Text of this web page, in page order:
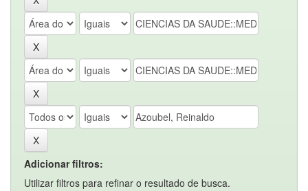
Adicionar filtros:
Utilizar filtros para refinar o resultado de busca.